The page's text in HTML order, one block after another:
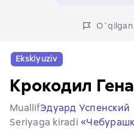
Eksklyuziv
Крокодил
MuallifЭдуард Успенский
Seriyaga kiradi